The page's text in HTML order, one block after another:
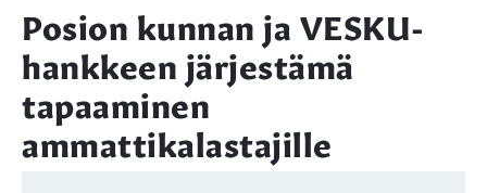
Posion kunnan ja VESKU-
hankkeen järjestämä
tapaaminen
ammattikalastajille